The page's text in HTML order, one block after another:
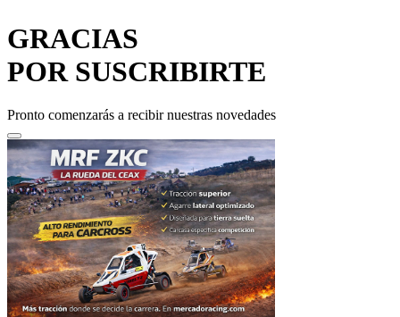
GRACIAS
POR SUSCRIBIRTE
Pronto comenzarás a recibir nuestras novedades